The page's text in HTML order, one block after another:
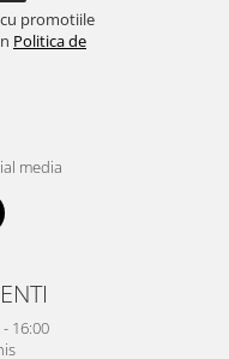
promotiile
Politica de
media
16:00